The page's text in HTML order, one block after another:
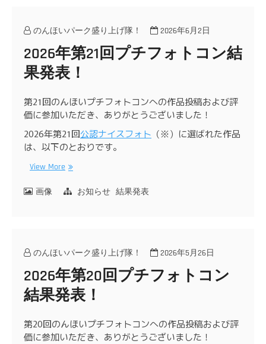
のんほいパーク盛り上げ隊！ 2026年6月2日
2026年第21回プチフォトコン結
果発表！
第21回のんほいプチフォトコンへの作品投稿および評
価に参加いただき、ありがとうございました！
2026年第21回公認ナイスフォト （※）に選ばれた作品
は、以下のとおりです。
View More
画像 お知らせ 結果発表
のんほいパーク盛り上げ隊！ 2026年5月26日
2026年第20回プチフォトコン
結果発表！
第20回のんほいプチフォトコンへの作品投稿および評
価に参加いただき、ありがとうございました！